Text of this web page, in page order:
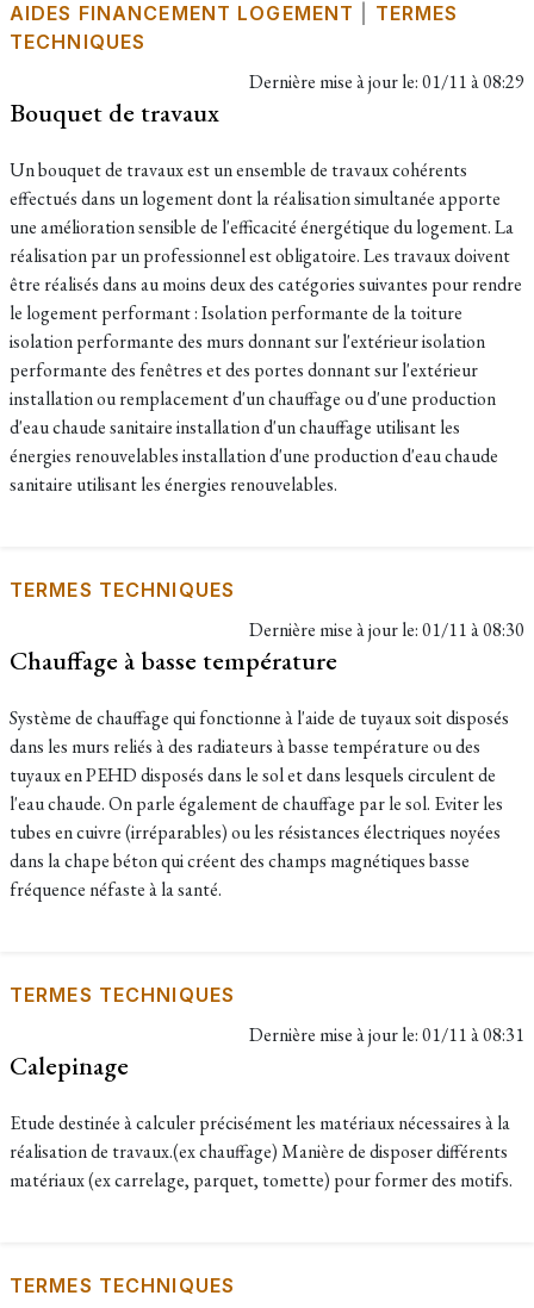
AIDES FINANCEMENT LOGEMENT
TERMES
TECHNIQUES
Dernière mise à jour le:01/11 à 08:29
Bouquet de travaux
Un bouquet de travaux est un ensemble de travaux cohérents
effectués dans un logement dont la réalisation simultanée apporte
une amélioration sensible de l'efficacité énergétique du logement. La
réalisation par un professionnel est obligatoire. Les travaux doivent
être réalisés dans au moins deux des catégories suivantes pour rendre
le logement performant : Isolation performante de la toiture
isolation performante des murs donnant sur l'extérieur isolation
performante des fenêtres et des portes donnant sur l'extérieur
installation ou remplacement d'un chauffage ou d'une production
d'eau chaude sanitaire installation d'un chauffage utilisant les
énergies renouvelables installation d'une production d'eau chaude
sanitaire utilisant les énergies renouvelables.
TERMES TECHNIQUES
Dernière mise à jour le:01/11 à 08:30
Chauffage à basse température
Système de chauffage qui fonctionne à l'aide de tuyaux soit disposés
dans les murs reliés à des radiateurs à basse température ou des
tuyaux en PEHD disposés dans le sol et dans lesquels circulent de
l'eau chaude. On parle également de chauffage par le sol. Eviter les
tubes en cuivre (irréparables) ou les résistances électriques noyées
dans la chape béton qui créent des champs magnétiques basse
fréquence néfaste à la santé.
TERMES TECHNIQUES
Dernière mise à jour le:01/11 à 08:31
Calepinage
Etude destinée à calculer précisément les matériaux nécessaires à la
réalisation de travaux.(ex chauffage) Manière de disposer différents
matériaux (ex carrelage, parquet, tomette) pour former des motifs.
TERMES TECHNIQUES